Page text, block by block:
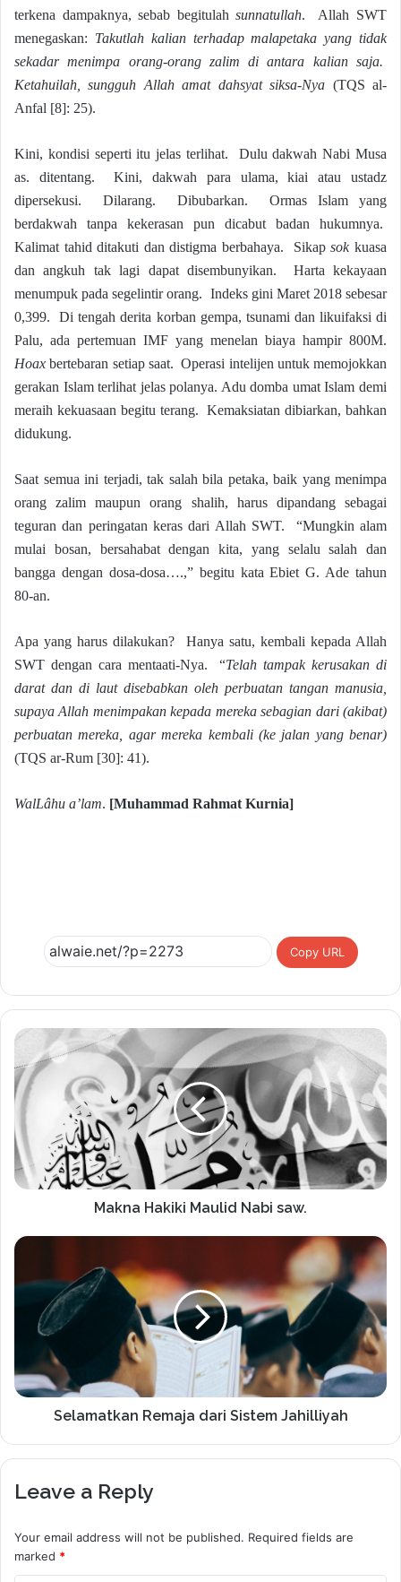
terkena dampaknya, sebab begitulahsunnatullah. Allah SWT
menegaskan: Takutlah kalian terhadap malapetaka yang tidak
sekadar menimpa orang-orang zalim di antara kalian saja.
Ketahuilah, sungguh Allah amat dahsyat siksa-Nya (TQS al-
Anfal [8]: 25).
Kini, kondisi seperti itu jelas terlihat. Dulu dakwah Nabi Musa
as. ditentang. Kini, dakwah para ulama, kiai atau ustadz
dipersekusi. Dilarang. Dibubarkan. Ormas Islam yang
berdakwah tanpa kekerasan pun dicabut badan hukumnya.
Kalimat tahid ditakuti dan distigma berbahaya. Sikapsokkuasa
dan angkuh tak lagi dapat disembunyikan. Harta kekayaan
menumpuk pada segelintir orang. Indeks gini Maret 2018 sebesar
0,399. Di tengah derita korban gempa, tsunami dan likuifaksi di
Palu, ada pertemuan IMF yang menelan biaya hampir 800M.
Hoax bertebaran setiap saat. Operasi intelijen untuk memojokkan
gerakan Islam terlihat jelas polanya. Adu domba umat Islam demi
meraih kekuasaan begitu terang. Kemaksiatan dibiarkan, bahkan
didukung.
Saat semua ini terjadi, tak salah bila petaka, baik yang menimpa
orang zalim maupun orang shalih, harus dipandang sebagai
teguran dan peringatan keras dari Allah SWT. “Mungkin alam
mulai bosan, bersahabat dengan kita, yang selalu salah dan
bangga dengan dosa-dosa….,” begitu kata Ebiet G. Ade tahun
80-an.
Apa yang harus dilakukan? Hanya satu, kembali kepada Allah
SWT dengan cara mentaati-Nya. “Telah tampak kerusakan di
darat dan di laut disebabkan oleh perbuatan tangan manusia,
supaya Allah menimpakan kepada mereka sebagian dari (akibat)
perbuatan mereka, agar mereka kembali (ke jalan yang benar)
(TQS ar-Rum [30]: 41).
WalLâhu a’lam. [Muhammad Rahmat Kurnia]
Copy URL
Makna Hakiki Maulid Nabi saw.
Selamatkan Remaja dari Sistem Jahilliyah
Leave a Reply
Your email address will not be published. Required fields are
marked *